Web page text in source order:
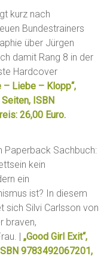
kurz nach
Bundestrainers
über Jürgen
damit Rang 8 in der
Hardcover
– Liebe – Klopp“,
ISBN
26,00 Euro.
Paperback Sachbuch:
kein
ein
ist? In diesem
sich Silvi Carlsson von
braven,
|„Good Girl Exit“,
9783492067201,